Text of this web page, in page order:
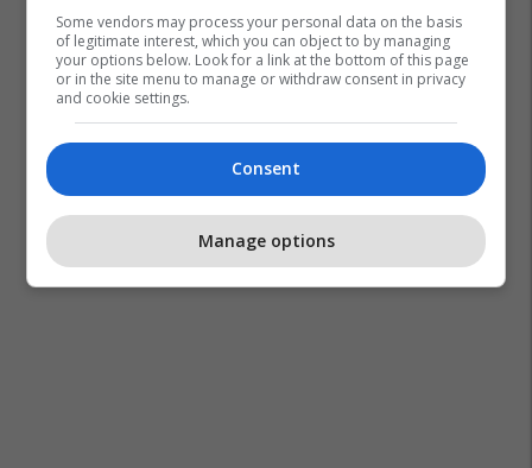
Some vendors may process your personal data on the basis
of legitimate interest, which you can object to by managing
your options below. Look for a link at the bottom of this page
or in the site menu to manage or withdraw consent in privacy
and cookie settings.
Consent
Manage options